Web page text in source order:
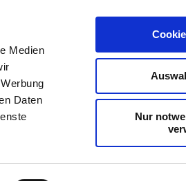
Medien
Daten
Nur